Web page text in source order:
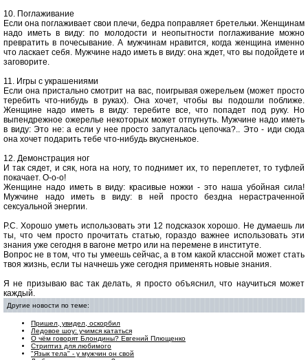
10. Поглаживание
Если она поглаживает свои плечи, бедра поправляет бретельки. Женщинам
надо иметь в виду: по молодости и неопытности поглаживание можно
превратить в почесывание. А мужчинам нравится, когда женщина именно
что ласкает себя. Мужчине надо иметь в виду: она ждет, что вы подойдете и
заговорите.
11. Игры с украшениями
Если она пристально смотрит на вас, поигрывая ожерельем (может просто
теребить что-нибудь в руках). Она хочет, чтобы вы подошли поближе.
Женщине надо иметь в виду: теребите все, что попадет под руку. Но
выпендрежное ожерелье некоторых может отпугнуть. Мужчине надо иметь
в виду: Это не: а если у нее просто запуталась цепочка?.. Это - иди сюда
она хочет подарить тебе что-нибудь вкусненькое.
12. Демонстрация ног
И так сядет, и сяк, нога на ногу, то поднимет их, то переплетет, то туфлей
покачает. О-о-о!
Женщине надо иметь в виду: красивые ножки - это наша убойная сила!
Мужчине надо иметь в виду: в ней просто бездна нерастраченной
сексуальной энергии.
Р.С. Хорошо уметь использовать эти 12 подсказок хорошо. Не думаешь ли
ты, что чем просто прочитать статью, гораздо важнее использовать эти
знания уже сегодня в вагоне метро или на перемене в институте.
Вопрос не в том, что ты умеешь сейчас, а в том какой классной может стать
твоя жизнь, если ты начнешь уже сегодня применять новые знания.
Я не призываю вас так делать, я просто объяснил, что научиться может
каждый.
Другие новости по теме:
Пришел, увидел, оскорбил
Ледовое шоу: учимся кататься
О чём говорят Блондины? Евгений Плющенко
Стриптиз для любимого
"Язык тела" - у мужчин он свой